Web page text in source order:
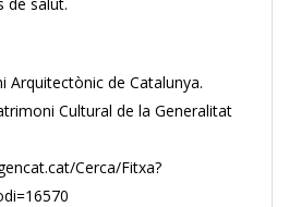
Arquitectònic de Catalunya.
Cultural de la Generalitat
Cerca/Fitxa?